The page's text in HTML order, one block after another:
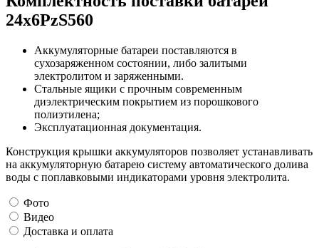
24х6PzS560
Аккумуляторные батареи поставляются в
сухозаряженном состоянии, либо залитыми
электролитом и заряженными.
Стальные ящики с прочным современным
диэлектрическим покрытием из порошкового
полиэтилена;
Эксплуатационная документация.
Конструкция крышки аккумуляторов позволяет устанавливать
на аккумуляторную батарею систему автоматического долива
воды с поплавковыми индикаторами уровня электролита.
Фото
Видео
Доставка и оплата